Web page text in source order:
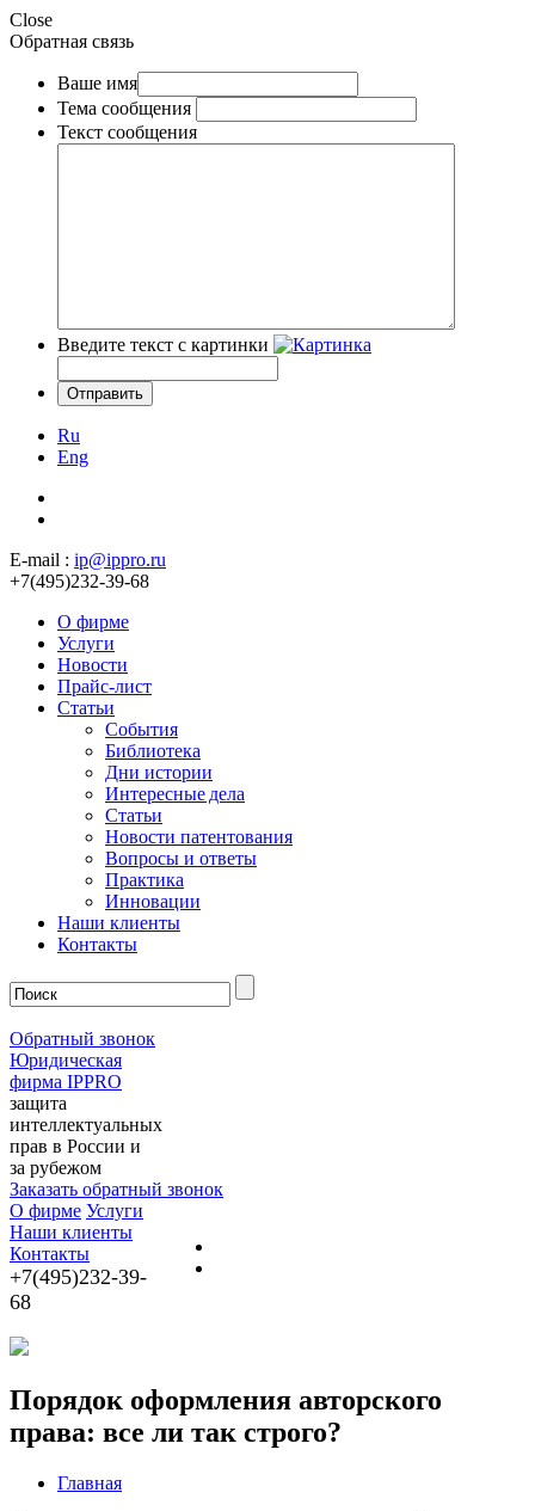
Close
Обратная связь
Ваше имя
Тема сообщения
Текст сообщения
Введите текст с картинки
Ru
Eng
E-mail : ip@ippro.ru
+7(495)232-39-68
О фирме
Услуги
Новости
Прайс-лист
Статьи
События
Библиотека
Дни истории
Интересные дела
Статьи
Новости патентования
Вопросы и ответы
Практика
Инновации
Наши клиенты
Контакты
Обратный звонок
Юридическая
фирма IPPRO
защита
интеллектуальных
прав в России и
за рубежом
Заказать обратный звонок
О фирме Услуги
Наши клиенты
Контакты
+7(495)232-39-
68
Порядок оформления авторского
права: все ли так строго?
Главная